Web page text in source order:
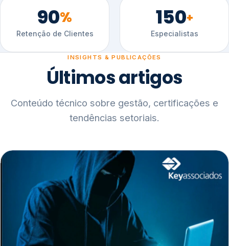
90%
Retenção de Clientes
150+
Especialistas
INSIGHTS & PUBLICAÇÕES
Últimos artigos
Conteúdo técnico sobre gestão, certificações e
tendências setoriais.